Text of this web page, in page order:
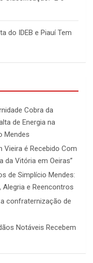
do IDEB e Piauí Tem
Cobra da
de Energia na
Mendes
Vieira é Recebido Com
da Vitória em Oeiras”
de Simplício Mendes:
Alegria e Reencontros
confraternização de
Notáveis Recebem